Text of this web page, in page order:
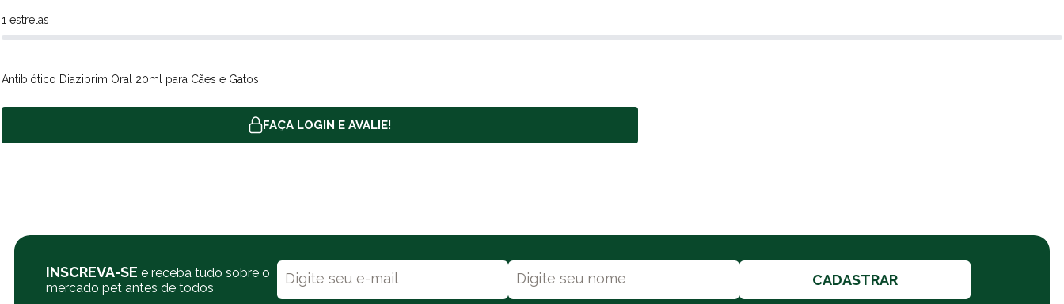
1 estrelas
Antibiótico Diaziprim Oral 20ml para Cães e Gatos
FAÇA LOGIN E AVALIE!
INSCREVA-SE e receba tudo sobre o
mercado pet antes de todos
CADASTRAR